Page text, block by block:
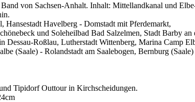
von Sachsen-Anhalt. Inhalt: Mittellandkanal und
Havelberg - Domstadt mit Pferdemarkt,
und Soleheilbad Bad Salzelmen, Stadt Barby
Dessau-Roßlau, Lutherstadt Wittenberg, Marina Camp
(Saale) - Rolandstadt am Saalebogen, Bernburg
Tipidorf Outtour in Kirchscheidungen.